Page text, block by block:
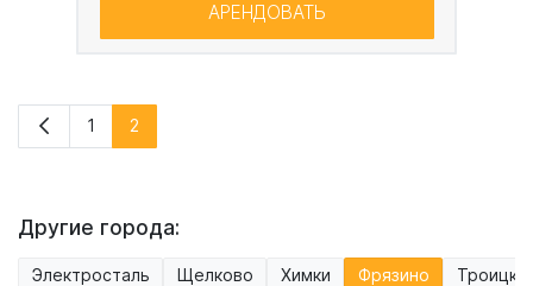
АРЕНДОВАТЬ
1 2
Другие города:
Электросталь Щелково Химки Фрязино Троицк